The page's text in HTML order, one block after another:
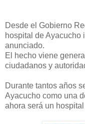
Desde el Gobierno
hospital de Ayacucho
anunciado.
El hecho viene
ciudadanos y
Durante tantos años
Ayacucho como una
ahora será un